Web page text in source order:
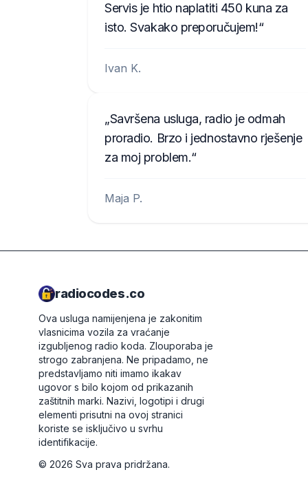
Servis je htio naplatiti 450 kuna za
isto. Svakako preporučujem!
Ivan K.
Savršena usluga, radio je odmah
proradio. Brzo i jednostavno rješenje
za moj problem.
Maja P.
radiocodes.co
Ova usluga namijenjena je zakonitim
vlasnicima vozila za vraćanje
izgubljenog radio koda. Zlouporaba je
strogo zabranjena. Ne pripadamo, ne
predstavljamo niti imamo ikakav
ugovor s bilo kojom od prikazanih
zaštitnih marki. Nazivi, logotipi i drugi
elementi prisutni na ovoj stranici
koriste se isključivo u svrhu
identifikacije.
© 2026 Sva prava pridržana.